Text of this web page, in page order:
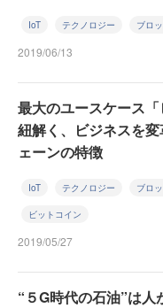
IoT テクノロジー ブロ
2019/06/13
最大のユースケース
紐解く、ビジネスを
ェーンの特徴
IoT テクノロジー ブロ
ビットコイン
2019/05/27
“５G時代の石油”は人